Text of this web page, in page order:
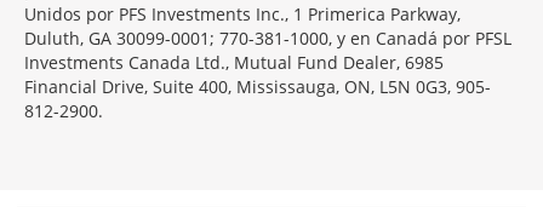
Unidos por PFS Investments Inc., 1 Primerica Parkway,
Duluth, GA 30099-0001; 770-381-1000, y en Canadá por PFSL
Investments Canada Ltd., Mutual Fund Dealer, 6985
Financial Drive, Suite 400, Mississauga, ON, L5N 0G3, 905-
812-2900.